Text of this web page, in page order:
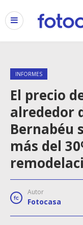
INFORMES
El precio
alrededor
Bernabéu
más del
Autor
Fotocasa